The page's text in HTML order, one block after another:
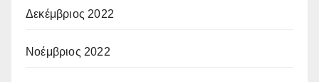
Δεκέμβριος 2022
Νοέμβριος 2022